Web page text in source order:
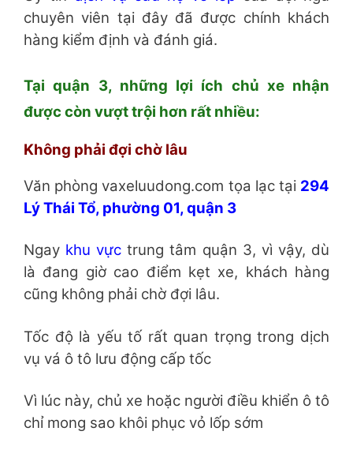
chuyên viên tại đây đã được chính khách
hàng kiểm định và đánh giá.
Tại quận 3, những lợi ích chủ xe nhận
được còn vượt trội hơn rất nhiều:
Không phải đợi chờ lâu
Văn phòng vaxeluudong.com tọa lạc tại 294
Lý Thái Tổ, phường 01, quận 3
Ngay khu vực trung tâm quận 3, vì vậy, dù
là đang giờ cao điểm kẹt xe, khách hàng
cũng không phải chờ đợi lâu.
Tốc độ là yếu tố rất quan trọng trong dịch
vụ vá ô tô lưu động cấp tốc
Vì lúc này, chủ xe hoặc người điều khiển ô tô
chỉ mong sao khôi phục vỏ lốp sớm